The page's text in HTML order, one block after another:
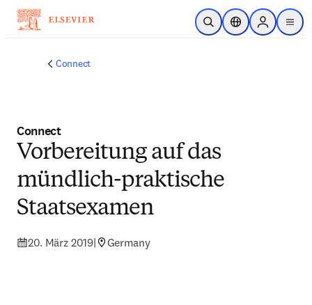
Zum Hauptinhalt wechseln
Suche öffnenStandortauswahl
Sign in to
menu
Connect
Connect
Vorbereitung auf das
mündlich-praktische
Staatsexamen
20. März 2019| Germany